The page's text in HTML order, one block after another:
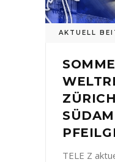
AKTUELL
TELE Z